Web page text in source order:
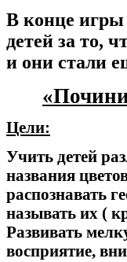
В конце игры
детей за то,
и они стали
Цели:
Учить детей
названия
распознавать
называть их (
Развивать
восприятие,